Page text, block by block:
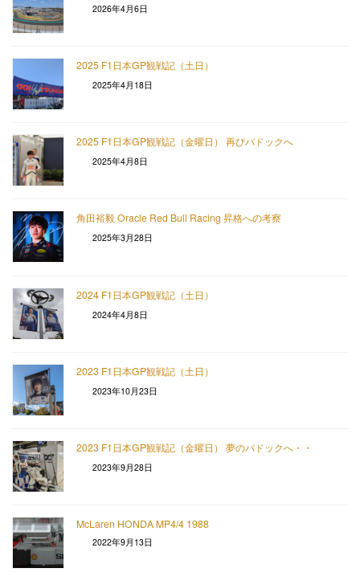
2026年4月6日
2025 F1日本GP観戦記（土日）
2025年4月18日
2025 F1日本GP観戦記（金曜日） 再びパドックへ
2025年4月8日
角田裕毅 Oracle Red Bull Racing 昇格への考察
2025年3月28日
2024 F1日本GP観戦記（土日）
2024年4月8日
2023 F1日本GP観戦記（土日）
2023年10月23日
2023 F1日本GP観戦記（金曜日） 夢のパドックへ・・
2023年9月28日
McLaren HONDA MP4/4 1988
2022年9月13日